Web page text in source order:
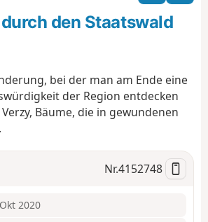
o
n
a
den Staatswald
bei der man am Ende eine
der Region entdecken
Bäume, die in gewundenen
Nr.4152748
2020